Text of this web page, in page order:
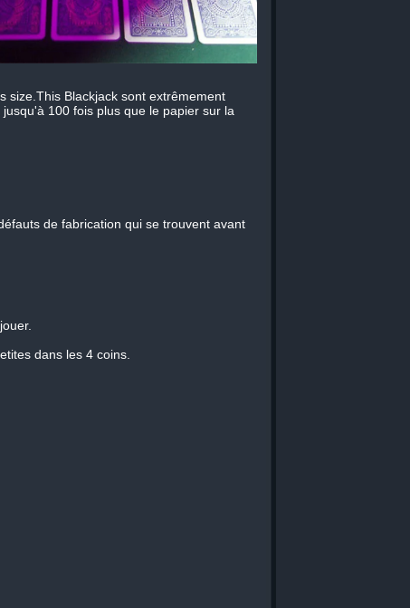
size.This Blackjack sont extrêmement
100 fois plus que le papier sur la
de fabrication qui se trouvent avant
dans les 4 coins.